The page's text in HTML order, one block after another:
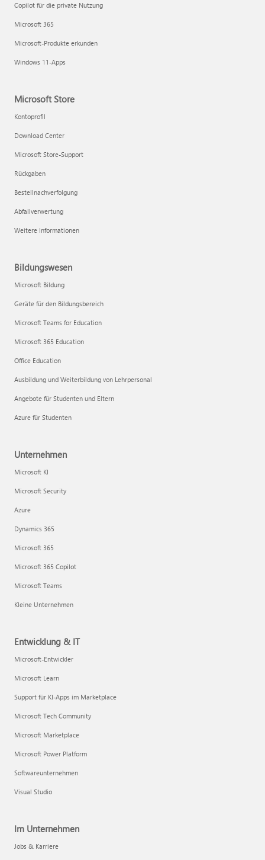
Copilot für die private Nutzung
Microsoft 365
Microsoft-Produkte erkunden
Windows 11-Apps
Microsoft Store
Kontoprofil
Download Center
Microsoft Store-Support
Rückgaben
Bestellnachverfolgung
Abfallverwertung
Weitere Informationen
Bildungswesen
Microsoft Bildung
Geräte für den Bildungsbereich
Microsoft Teams for Education
Microsoft 365 Education
Office Education
Ausbildung und Weiterbildung von Lehrpersonal
Angebote für Studenten und Eltern
Azure für Studenten
Unternehmen
Microsoft KI
Microsoft Security
Azure
Dynamics 365
Microsoft 365
Microsoft 365 Copilot
Microsoft Teams
Kleine Unternehmen
Entwicklung & IT
Microsoft-Entwickler
Microsoft Learn
Support für KI-Apps im Marketplace
Microsoft Tech Community
Microsoft Marketplace
Microsoft Power Platform
Softwareunternehmen
Visual Studio
Im Unternehmen
Jobs & Karriere